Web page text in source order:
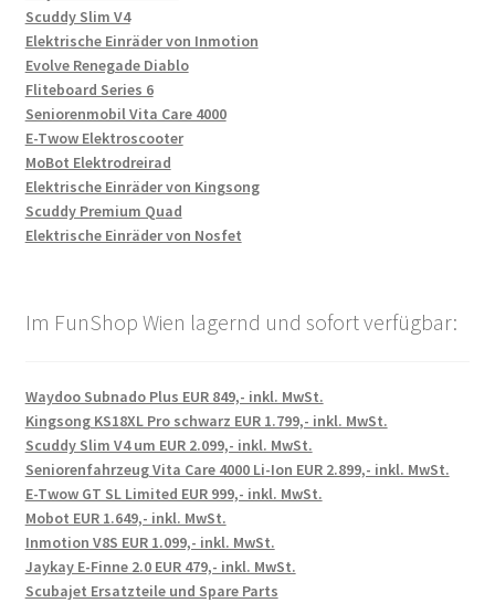
Scuddy Slim V4
Elektrische Einräder von Inmotion
Evolve Renegade Diablo
Fliteboard Series 6
Seniorenmobil Vita Care 4000
E-Twow Elektroscooter
MoBot Elektrodreirad
Elektrische Einräder von Kingsong
Scuddy Premium Quad
Elektrische Einräder von Nosfet
Im FunShop Wien lagernd und sofort verfügbar:
Waydoo Subnado Plus EUR 849,- inkl. MwSt.
Kingsong KS18XL Pro schwarz EUR 1.799,- inkl. MwSt.
Scuddy Slim V4 um EUR 2.099,- inkl. MwSt.
Seniorenfahrzeug Vita Care 4000 Li-Ion EUR 2.899,- inkl. MwSt.
E-Twow GT SL Limited EUR 999,- inkl. MwSt.
Mobot EUR 1.649,- inkl. MwSt.
Inmotion V8S EUR 1.099,- inkl. MwSt.
Jaykay E-Finne 2.0 EUR 479,- inkl. MwSt.
Scubajet Ersatzteile und Spare Parts